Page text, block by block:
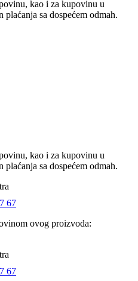
kao i za kupovinu u
sa dospećem odmah.
kao i za kupovinu u
sa dospećem odmah.
67
ovog proizvoda:
67